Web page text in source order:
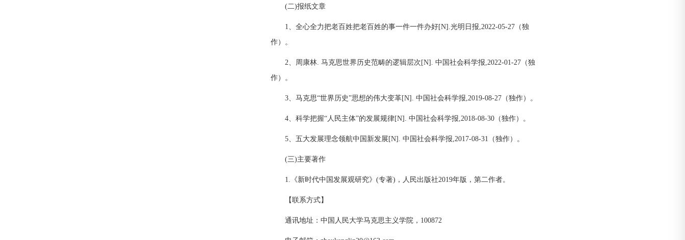
(二)报纸文章
1、全心全力把老百姓把老百姓的事一件一件办好[N].光明日报,2022-05-27（独
作）。
2、周康林. 马克思世界历史范畴的逻辑层次[N]. 中国社会科学报,2022-01-27（独
作）。
3、马克思“世界历史”思想的伟大变革[N]. 中国社会科学报,2019-08-27（独作）。
4、科学把握“人民主体”的发展规律[N]. 中国社会科学报,2018-08-30（独作）。
5、五大发展理念领航中国新发展[N]. 中国社会科学报,2017-08-31（独作）。
(三)主要著作
1.《新时代中国发展观研究》(专著)，人民出版社2019年版，第二作者。
【联系方式】
通讯地址：中国人民大学马克思主义学院，100872